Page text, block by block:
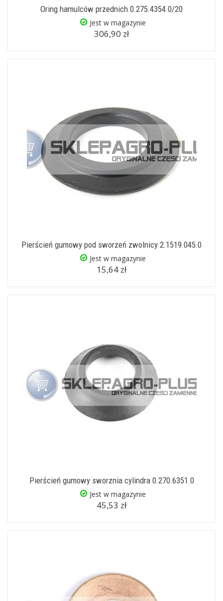
Oring hamulców przednich 0.275.4354.0/20
Jest w magazynie
306,90 zł
Pierścień gumowy pod sworzeń zwolnicy 2.1519.045.0
Jest w magazynie
15,64 zł
Pierścień gumowy sworznia cylindra 0.270.6351.0
Jest w magazynie
45,53 zł